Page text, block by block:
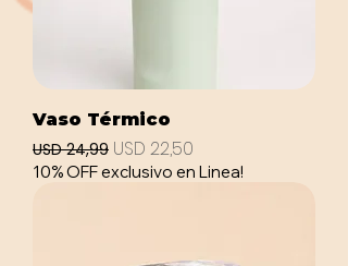
Vaso Térmico
Precio
USD 24,99 Precio de oferta
USD 22,50
10% OFF exclusivo en Linea!